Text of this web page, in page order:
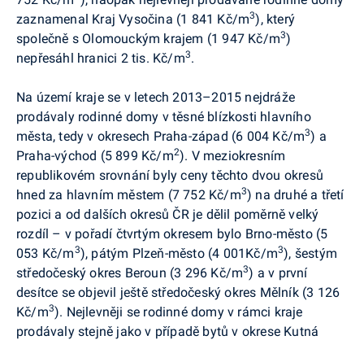
zaznamenal Kraj Vysočina (1 841 Kč/m3), který
společně s Olomouckým krajem (1 947 Kč/m3)
nepřesáhl hranici 2 tis. Kč/m3.
Na území kraje se v letech 2013–2015 nejdráže
prodávaly rodinné domy v těsné blízkosti hlavního
města, tedy v okresech Praha-západ (6 004 Kč/m3) a
Praha-východ (5 899 Kč/m2). V meziokresním
republikovém srovnání byly ceny těchto dvou okresů
hned za hlavním městem (7 752 Kč/m3) na druhé a třetí
pozici a od dalších okresů ČR je dělil poměrně velký
rozdíl – v pořadí čtvrtým okresem bylo Brno-město (5
053 Kč/m3), pátým Plzeň-město (4 001Kč/m3), šestým
středočeský okres Beroun (3 296 Kč/m3) a v první
desítce se objevil ještě středočeský okres Mělník (3 126
Kč/m3). Nejlevněji se rodinné domy v rámci kraje
prodávaly stejně jako v případě bytů v okrese Kutná